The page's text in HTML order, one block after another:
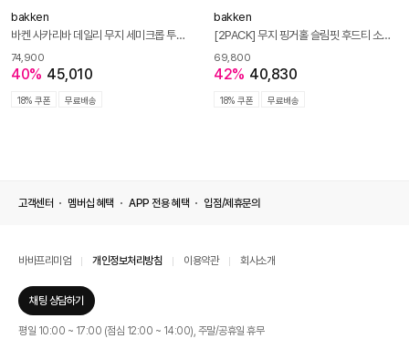
bakken
바켄 사카리바 데일리 무지 세미크롭 투웨이 후드집업 BK7974 (3COLOR)
74,900
40% 45,010
18% 쿠폰 무료배송
bakken
[2PACK] 무지 핑거홀 슬림핏 후드티 소프트 래글런 반팔 티셔츠 2종 패키지
69,800
42% 40,830
18% 쿠폰 무료배송
고객센터 멤버십 혜택 APP 전용 혜택 입점/제휴문의
바바프리미엄 개인정보처리방침 이용약관 회사소개
채팅 상담하기
평일 10:00 ~ 17:00 (점심 12:00 ~ 14:00), 주말/공휴일 휴무